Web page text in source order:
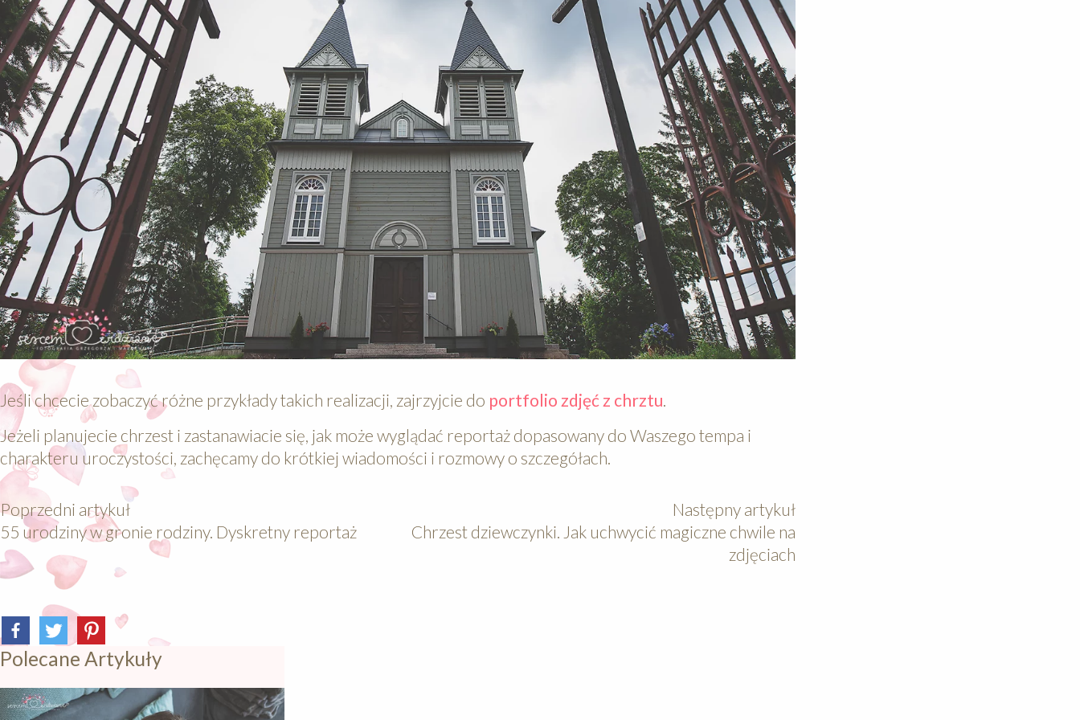
Jeśli chcecie zobaczyć różne przykłady takich realizacji, zajrzyjcie do portfolio zdjęć z chrztu.
Jeżeli planujecie chrzest i zastanawiacie się, jak może wyglądać reportaż dopasowany do Waszego tempa i
charakteru uroczystości, zachęcamy do krótkiej wiadomości i rozmowy o szczegółach.
Poprzedni artykuł
55 urodziny w gronie rodziny. Dyskretny reportaż
Następny artykuł
Chrzest dziewczynki. Jak uchwycić magiczne chwile na
zdjęciach
Polecane Artykuły